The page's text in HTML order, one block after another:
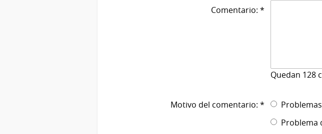
Comentario: *
Quedan 128
Motivo del comentario: *
Problema